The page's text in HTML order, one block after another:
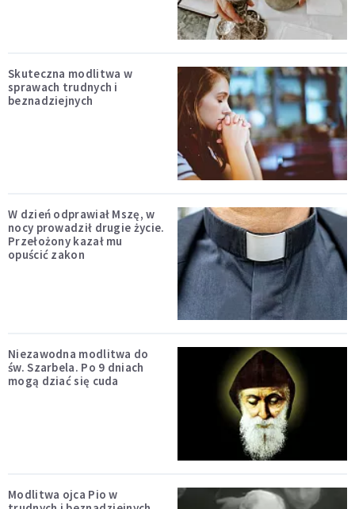
Skuteczna modlitwa w
sprawach trudnych i
beznadziejnych
W dzień odprawiał Mszę, w
nocy prowadził drugie życie.
Przełożony kazał mu
opuścić zakon
Niezawodna modlitwa do
św. Szarbela. Po 9 dniach
mogą dziać się cuda
Modlitwa ojca Pio w